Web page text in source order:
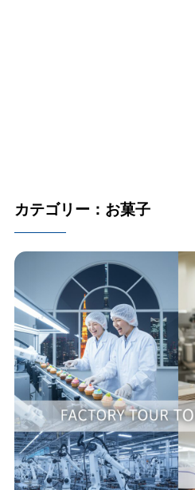
カテゴリー：お菓子